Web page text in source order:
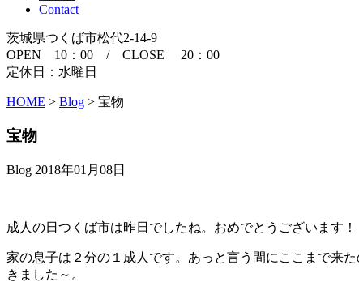
Contact
茨城県つくば市松代2-14-9
OPEN 10：00 / CLOSE 20：00
定休日：水曜日
HOME > Blog > 宝物
宝物
Blog 2018年01月08日
成人の日つくば市は昨日でしたね。おめでとうございます！
家の息子は２分の１成人です。あっと言う間にここまで来
きました～。